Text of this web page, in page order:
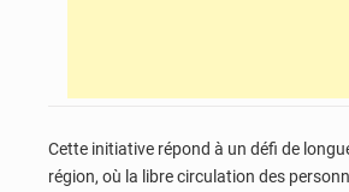
Cette initiative répond à un défi de
région, où la libre circulation des